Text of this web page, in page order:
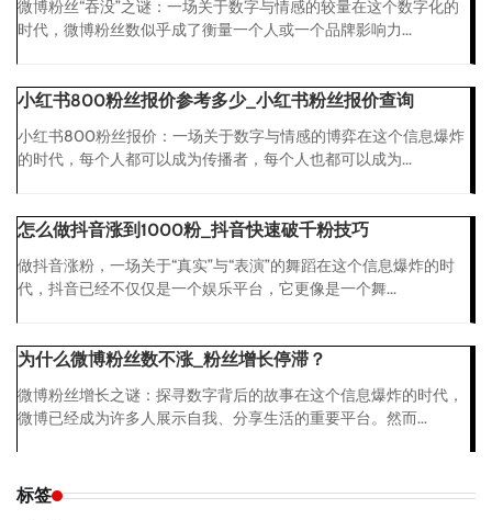
微博粉丝“吞没”之谜：一场关于数字与情感的较量在这个数字化的
时代，微博粉丝数似乎成了衡量一个人或一个品牌影响力...
小红书800粉丝报价参考多少_小红书粉丝报价查询
小红书800粉丝报价：一场关于数字与情感的博弈在这个信息爆炸
的时代，每个人都可以成为传播者，每个人也都可以成为...
怎么做抖音涨到1000粉_抖音快速破千粉技巧
做抖音涨粉，一场关于“真实”与“表演”的舞蹈在这个信息爆炸的时
代，抖音已经不仅仅是一个娱乐平台，它更像是一个舞...
为什么微博粉丝数不涨_粉丝增长停滞？
微博粉丝增长之谜：探寻数字背后的故事在这个信息爆炸的时代，
微博已经成为许多人展示自我、分享生活的重要平台。然而...
标签